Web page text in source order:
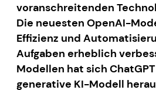
voranschreitenden
Die neuesten OpenAI-
Effizienz und
Aufgaben erheblich
Modellen hat sich
generative KI-Modell